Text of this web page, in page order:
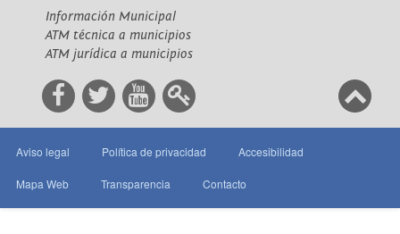
Información Municipal
ATM técnica a municipios
ATM jurídica a municipios
Aviso legal Política de privacidad Accesibilidad
Mapa Web Transparencia Contacto